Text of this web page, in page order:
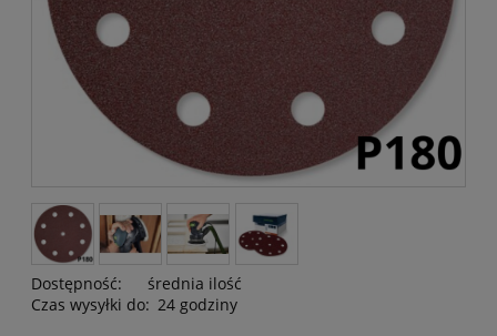
Dostępność:
średnia ilość
Czas wysyłki do: 24 godziny